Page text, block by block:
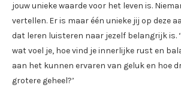
jouw unieke waarde voor het leven is.
vertellen. Er is maar één unieke jij op deze
dat leren luisteren naar jezelf belangrijk is.
wat voel je, hoe vind je innerlijke rust en
aan het kunnen ervaren van geluk en hoe
grotere geheel?’